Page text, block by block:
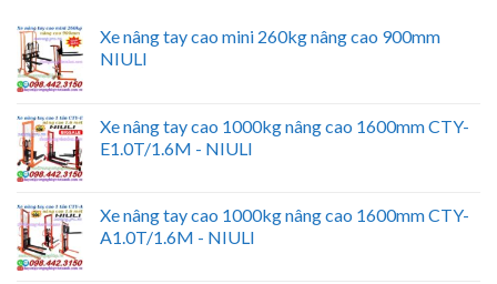
Xe nâng tay cao mini 260kg nâng cao 900mm
NIULI
Xe nâng tay cao 1000kg nâng cao 1600mm CTY-
E1.0T/1.6M - NIULI
Xe nâng tay cao 1000kg nâng cao 1600mm CTY-
A1.0T/1.6M - NIULI